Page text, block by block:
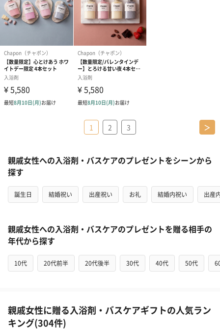
1 2 3 ＞
親戚女性への入浴剤・バスケアのプレゼントをシーンから
探す
誕生日 結婚祝い 出産祝い お礼 結婚内祝い 出産
親戚女性への入浴剤・バスケアのプレゼントを贈る相手の
年代から探す
10代 20代前半 20代後半 30代 40代 50代
親戚女性に贈る入浴剤・バスケアギフトの人気ラン
キング(304件)